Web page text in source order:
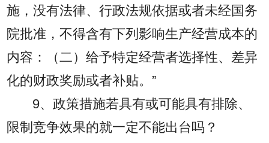
施，没有法律、行政法规依据或者未经国务
院批准，不得含有下列影响生产经营成本的
内容：（二）给予特定经营者选择性、差异
化的财政奖励或者补贴。”
9、政策措施若具有或可能具有排除、
限制竞争效果的就一定不能出台吗？